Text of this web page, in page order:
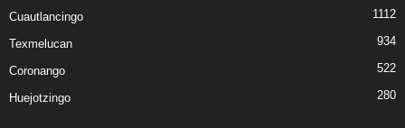
Cuautlancingo 1112
Texmelucan 934
Coronango 522
Huejotzingo 280